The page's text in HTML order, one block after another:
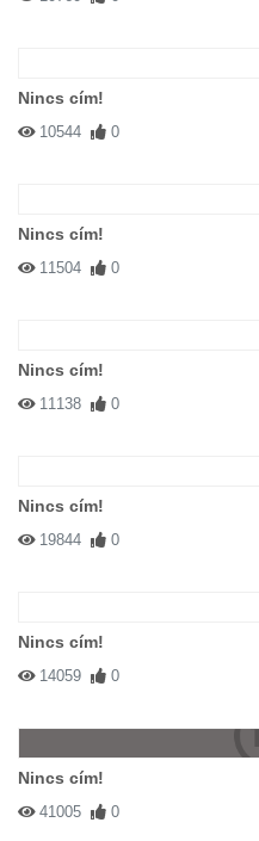
Nincs cím!
10544 0
Nincs cím!
11504 0
Nincs cím!
11138 0
Nincs cím!
19844 0
Nincs cím!
14059 0
Nincs cím!
41005 0